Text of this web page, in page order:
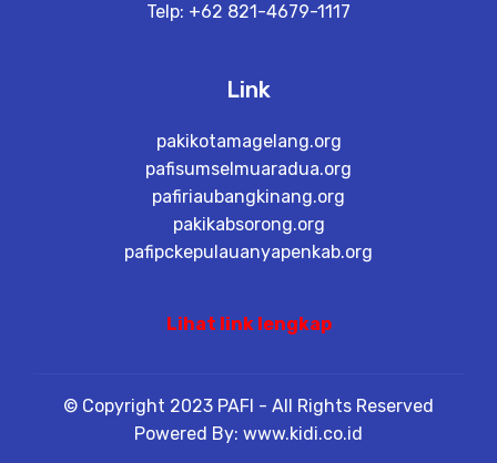
Telp: +62 821-4679-1117
Link
pakikotamagelang.org
pafisumselmuaradua.org
pafiriaubangkinang.org
pakikabsorong.org
pafipckepulauanyapenkab.org
Lihat link lengkap
© Copyright 2023 PAFI - All Rights Reserved
Powered By: www.kidi.co.id